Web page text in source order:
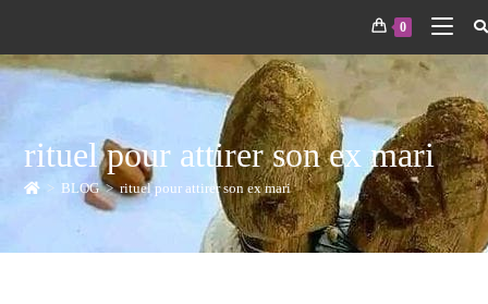
0
rituel pour attirer son ex mari
> BLOG > rituel pour attirer son ex mari